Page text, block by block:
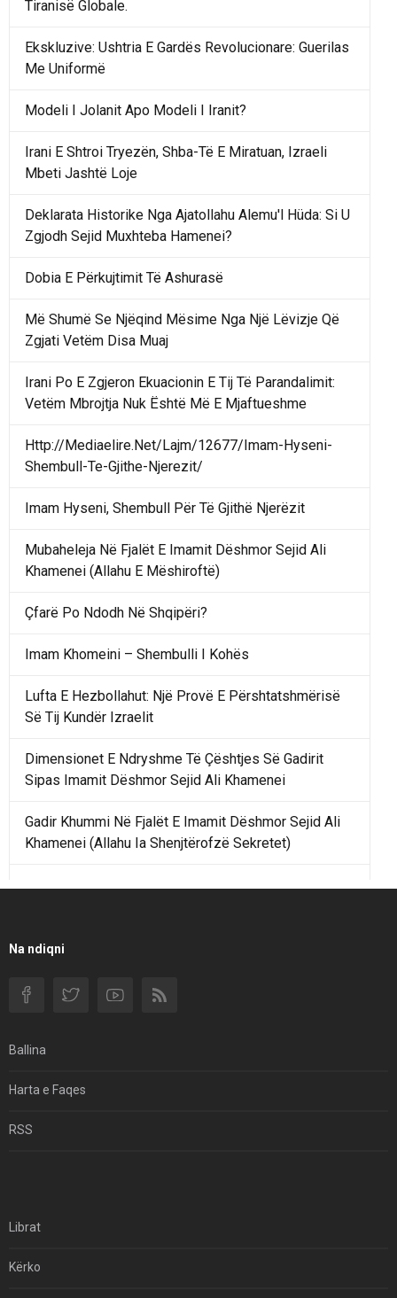
Tiranisë Globale.
Ekskluzive: Ushtria E Gardës Revolucionare: Guerilas
Me Uniformë
Modeli I Jolanit Apo Modeli I Iranit?
Irani E Shtroi Tryezën, Shba-Të E Miratuan, Izraeli
Mbeti Jashtë Loje
Deklarata Historike Nga Ajatollahu Alemu'l Hüda: Si U
Zgjodh Sejid Muxhteba Hamenei?
Dobia E Përkujtimit Të Ashurasë
Më Shumë Se Njëqind Mësime Nga Një Lëvizje Që
Zgjati Vetëm Disa Muaj
Irani Po E Zgjeron Ekuacionin E Tij Të Parandalimit:
Vetëm Mbrojtja Nuk Është Më E Mjaftueshme
Http://Mediaelire.Net/Lajm/12677/Imam-Hyseni-
Shembull-Te-Gjithe-Njerezit/
Imam Hyseni, Shembull Për Të Gjithë Njerëzit
Mubaheleja Në Fjalët E Imamit Dëshmor Sejid Ali
Khamenei (Allahu E Mëshiroftë)
Çfarë Po Ndodh Në Shqipëri?
Imam Khomeini – Shembulli I Kohës
Lufta E Hezbollahut: Një Provë E Përshtatshmërisë
Së Tij Kundër Izraelit
Dimensionet E Ndryshme Të Çështjes Së Gadirit
Sipas Imamit Dëshmor Sejid Ali Khamenei
Gadir Khummi Në Fjalët E Imamit Dëshmor Sejid Ali
Khamenei (Allahu Ia Shenjtërofzë Sekretet)
Një Rend Rajonal I Udhëhequr Nga Irani Kundrejt Një
Filmi I Shkurtër Iranian “Pasta Alfredo” Ka Udhëtuar
Na ndiqni
Ballina
Harta e Faqes
RSS
Librat
Kërko